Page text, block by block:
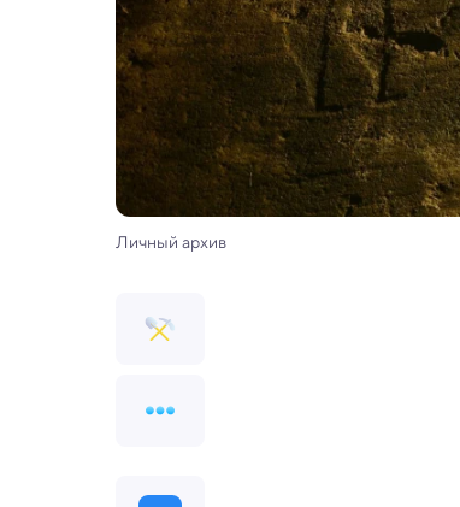
Личный архив